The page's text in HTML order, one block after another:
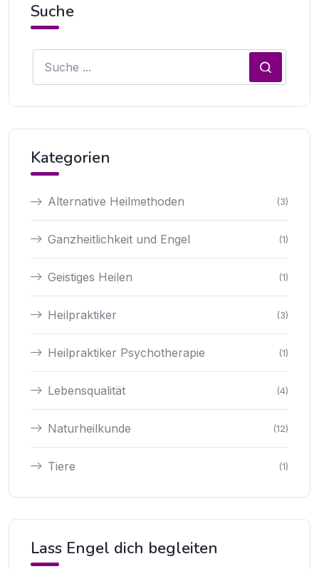
Suche
Kategorien
Alternative Heilmethoden (3)
Ganzheitlichkeit und Engel (1)
Geistiges Heilen (1)
Heilpraktiker (3)
Heilpraktiker Psychotherapie (1)
Lebensqualität (4)
Naturheilkunde (12)
Tiere (1)
Lass Engel dich begleiten